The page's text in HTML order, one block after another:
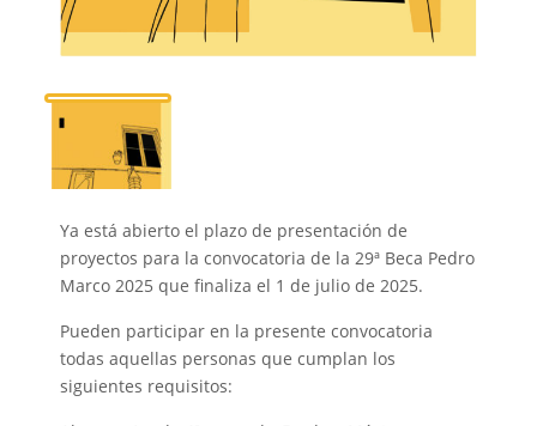
Ya está abierto el plazo de presentación de
proyectos para la convocatoria de la 29ª Beca Pedro
Marco 2025 que finaliza el 1 de julio de 2025.
Pueden participar en la presente convocatoria
todas aquellas personas que cumplan los
siguientes requisitos: